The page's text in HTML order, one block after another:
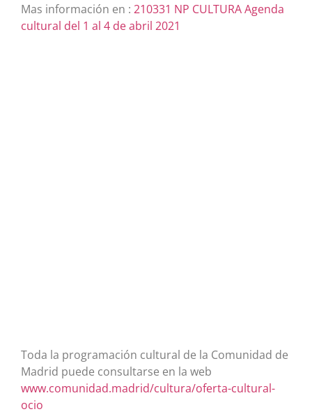
Mas información en : 210331 NP CULTURA Agenda
cultural del 1 al 4 de abril 2021
Toda la programación cultural de la Comunidad de
Madrid puede consultarse en la web
www.comunidad.madrid/cultura/oferta-cultural-
ocio